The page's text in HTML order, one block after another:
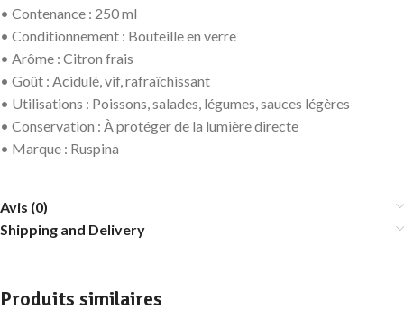
• Contenance : 250 ml
• Conditionnement : Bouteille en verre
• Arôme : Citron frais
• Goût : Acidulé, vif, rafraîchissant
• Utilisations : Poissons, salades, légumes, sauces légères
• Conservation : À protéger de la lumière directe
• Marque : Ruspina
Avis (0)
Shipping and Delivery
Produits similaires